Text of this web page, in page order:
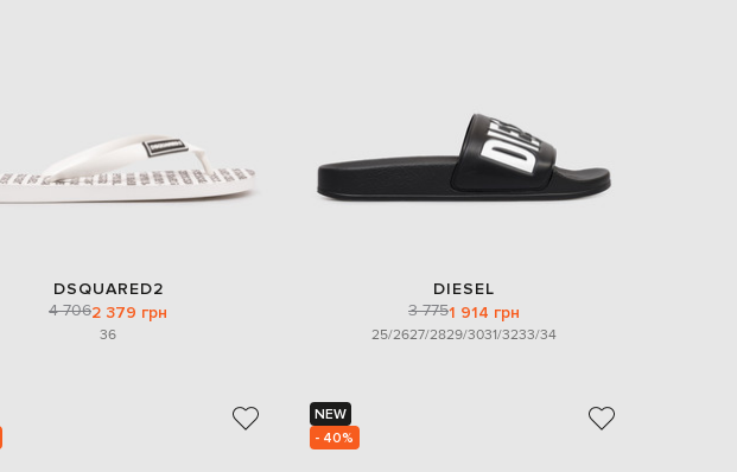
DSQUARED2
4 7062 379 грн
36
DIESEL
3 7751 914 грн
25/2627/2829/3031/3233/34
NEW
- 40%